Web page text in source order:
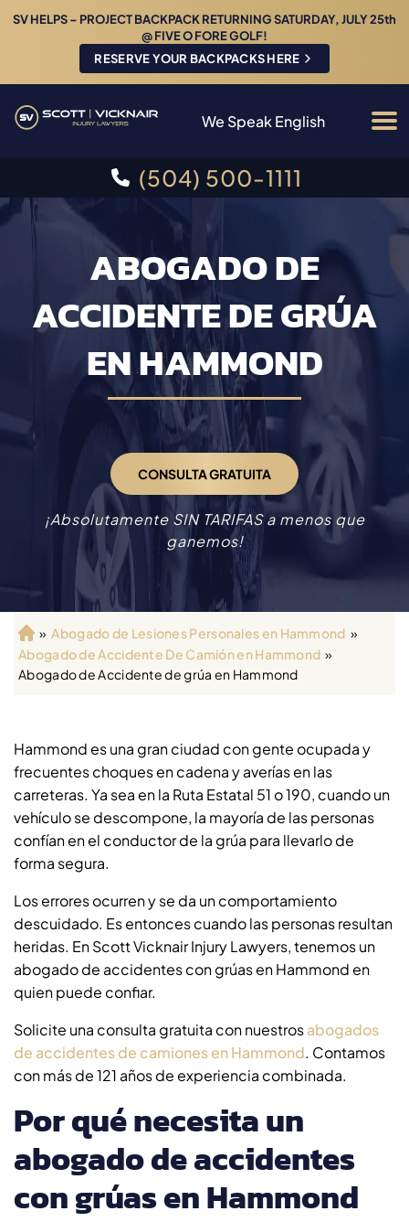
SV HELPS – PROJECT BACKPACK RETURNING SATURDAY, JULY 25th
@ FIVE O FORE GOLF!
RESERVE YOUR BACKPACKS HERE
We Speak English
(504) 500-1111
ABOGADO DE
ACCIDENTE DE GRÚA
EN HAMMOND
CONSULTA GRATUITA
¡Absolutamente SIN TARIFAS a menos que
ganemos!
Ini
ci
o
» Abogado de Lesiones Personales en Hammond »
Abogado de Accidente De Camión en Hammond »
Abogado de Accidente de grúa en Hammond
Hammond es una gran ciudad con gente ocupada y
frecuentes choques en cadena y averías en las
carreteras. Ya sea en la Ruta Estatal 51 o 190, cuando un
vehículo se descompone, la mayoría de las personas
confían en el conductor de la grúa para llevarlo de
forma segura.
Los errores ocurren y se da un comportamiento
descuidado. Es entonces cuando las personas resultan
heridas. En Scott Vicknair Injury Lawyers, tenemos un
abogado de accidentes con grúas en Hammond en
quien puede confiar.
Solicite una consulta gratuita con nuestrosabogados
de accidentes de camiones en Hammond. Contamos
con más de 121 años de experiencia combinada.
Por qué necesita un
abogado de accidentes
con grúas en Hammond